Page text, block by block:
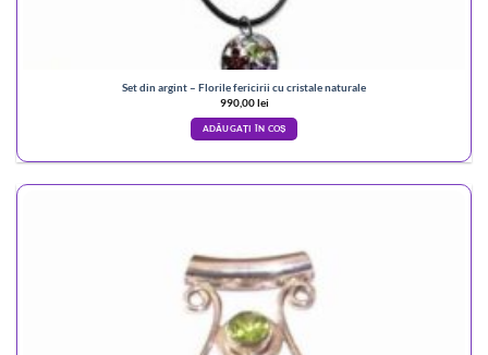
Set din argint – Florile fericirii cu cristale naturale
990,00lei
ADĂUGAȚI ÎN COȘ